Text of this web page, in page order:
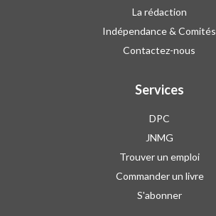
La rédaction
Indépendance & Comités
Contactez-nous
Services
DPC
JNMG
Trouver un emploi
Commander un livre
S'abonner